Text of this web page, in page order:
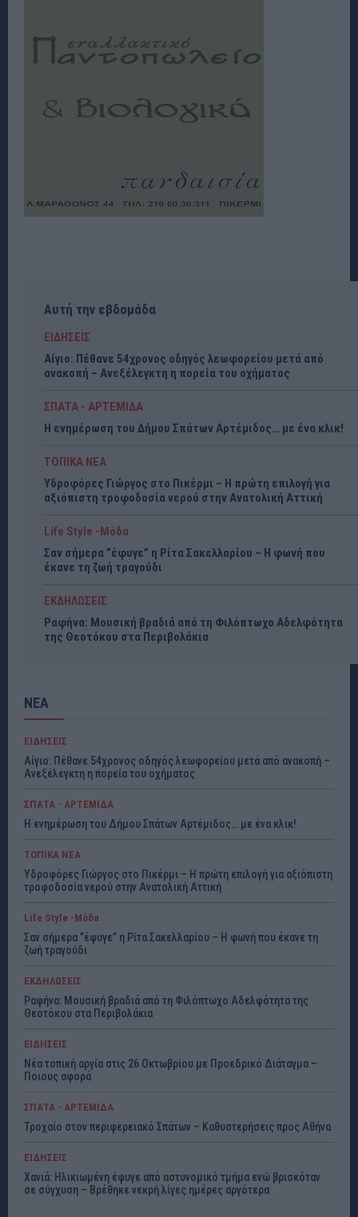
Αυτή την εβδομάδα
ΕΙΔΗΣΕΙΣ
Αίγιο: Πέθανε 54χρονος οδηγός λεωφορείου μετά από
ανακοπή – Ανεξέλεγκτη η πορεία του οχήματος
ΣΠΑΤΑ - ΑΡΤΕΜΙΔΑ
Η ενημέρωση του Δήμου Σπάτων Αρτέμιδος… με ένα κλικ!
ΤΟΠΙΚΑ ΝΕΑ
Υδροφόρες Γιώργος στο Πικέρμι – Η πρώτη επιλογή για
αξιόπιστη τροφοδοσία νερού στην Ανατολική Αττική
Life Style -Μόδα
Σαν σήμερα ”έφυγε” η Ρίτα Σακελλαρίου – Η φωνή που
έκανε τη ζωή τραγούδι
ΕΚΔΗΛΩΣΕΙΣ
Ραφήνα: Μουσική βραδιά από τη Φιλόπτωχο Αδελφότητα
της Θεοτόκου στα Περιβολάκια
ΝΕΑ
ΕΙΔΗΣΕΙΣ
Αίγιο: Πέθανε 54χρονος οδηγός λεωφορείου μετά από ανακοπή –
Ανεξέλεγκτη η πορεία του οχήματος
ΣΠΑΤΑ - ΑΡΤΕΜΙΔΑ
Η ενημέρωση του Δήμου Σπάτων Αρτέμιδος… με ένα κλικ!
ΤΟΠΙΚΑ ΝΕΑ
Υδροφόρες Γιώργος στο Πικέρμι – Η πρώτη επιλογή για αξιόπιστη
τροφοδοσία νερού στην Ανατολική Αττική
Life Style -Μόδα
Σαν σήμερα ”έφυγε” η Ρίτα Σακελλαρίου – Η φωνή που έκανε τη
ζωή τραγούδι
ΕΚΔΗΛΩΣΕΙΣ
Ραφήνα: Μουσική βραδιά από τη Φιλόπτωχο Αδελφότητα της
Θεοτόκου στα Περιβολάκια
ΕΙΔΗΣΕΙΣ
Νέα τοπική αργία στις 26 Οκτωβρίου με Προεδρικό Διάταγμα –
Ποιους αφορά
ΣΠΑΤΑ - ΑΡΤΕΜΙΔΑ
Τροχαίο στον περιφερειακό Σπάτων – Καθυστερήσεις προς Αθήνα
ΕΙΔΗΣΕΙΣ
Χανιά: Ηλικιωμένη έφυγε από αστυνομικό τμήμα ενώ βρισκόταν
σε σύγχυση – Βρέθηκε νεκρή λίγες ημέρες αργότερα